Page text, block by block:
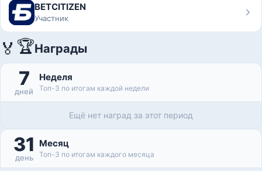
BETCITIZEN
Участник
🏅 🏆Награды
7
дней
Неделя
Топ-3 по итогам каждой недели
Ещё нет наград за этот период
31
день
Месяц
Топ-3 по итогам каждого месяца